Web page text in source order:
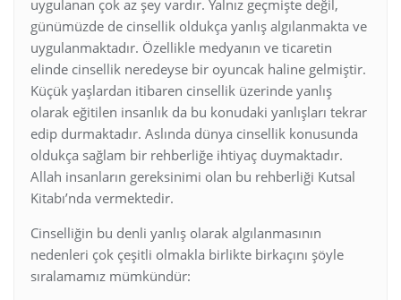
uygulanan çok az şey vardır. Yalnız geçmişte değil,
günümüzde de cinsellik oldukça yanlış algılanmakta ve
uygulanmaktadır. Özellikle medyanın ve ticaretin
elinde cinsellik neredeyse bir oyuncak haline gelmiştir.
Küçük yaşlardan itibaren cinsellik üzerinde yanlış
olarak eğitilen insanlık da bu konudaki yanlışları tekrar
edip durmaktadır. Aslında dünya cinsellik konusunda
oldukça sağlam bir rehberliğe ihtiyaç duymaktadır.
Allah insanların gereksinimi olan bu rehberliği Kutsal
Kitabı’nda vermektedir.
Cinselliğin bu denli yanlış olarak algılanmasının
nedenleri çok çeşitli olmakla birlikte birkaçını şöyle
sıralamamız mümkündür: